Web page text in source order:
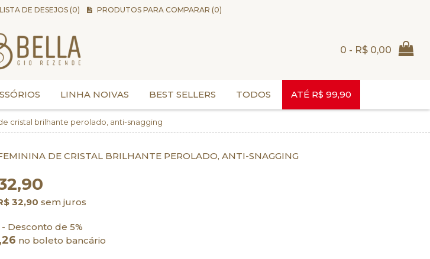
LISTA DE DESEJOS (0) PRODUTOS PARA COMPARAR (0)
0 - R$ 0,00
LINHA NOIVAS BEST SELLERS TODOS ATÉ R$ 99,90
cristal brilhante perolado, anti-snagging
DE CRISTAL BRILHANTE PEROLADO, ANTI-SNAGGING
32,90 sem juros
- Desconto de 5%
no boleto bancário